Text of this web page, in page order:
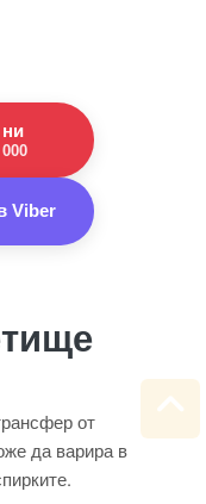
Viber
от
да варира в